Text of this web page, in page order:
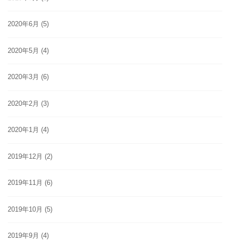
2020年6月 (5)
2020年5月 (4)
2020年3月 (6)
2020年2月 (3)
2020年1月 (4)
2019年12月 (2)
2019年11月 (6)
2019年10月 (5)
2019年9月 (4)